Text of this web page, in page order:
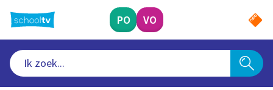
naar
hoofdinhoud
PO VO